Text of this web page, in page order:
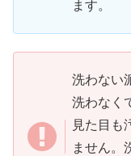
ます。
洗わない
洗わなく
見た目も
ません。